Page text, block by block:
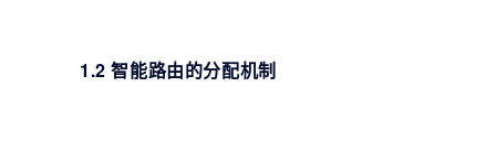
1.2 智能路由的分配机制